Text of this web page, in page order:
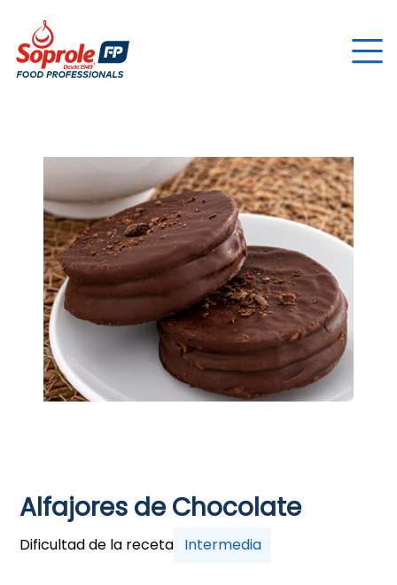
Alfajores de Chocolate
Dificultad de la receta Intermedia